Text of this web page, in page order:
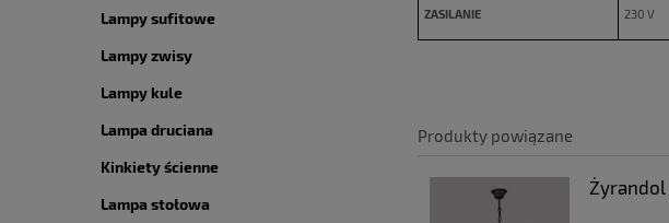
Lampy sufitowe
Lampy zwisy
Lampy kule
Lampa druciana
Kinkiety ścienne
Lampa stołowa
ZASILANIE 230 V
Produkty powiązane
Żyrandol